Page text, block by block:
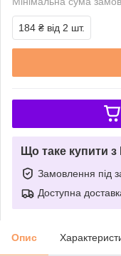
184 ₴ від 2 шт.
Що таке купити
Замовлення під
Доступна
Опис